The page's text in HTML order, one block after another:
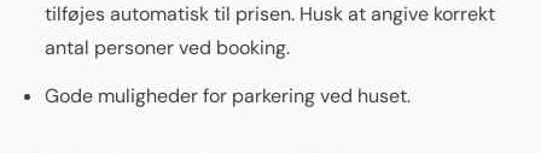
tilføjes automatisk til prisen. Husk at angive korrekt
antal personer ved booking.
Gode muligheder for parkering ved huset.